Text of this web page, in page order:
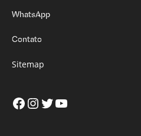
WhatsApp
Contato
Sitemap
Facebook
Instagram
Twitter
Youtube